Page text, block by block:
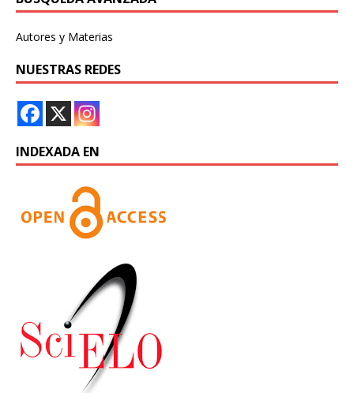
Autores y Materias
NUESTRAS REDES
INDEXADA EN